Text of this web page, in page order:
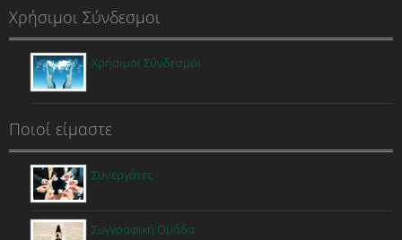
Χρήσιμοι Σύνδεσμοι
Χρήσιμοι Σύνδεσμοι
Ποιοί είμαστε
Συνεργάτες
Συγγραφική Ομάδα